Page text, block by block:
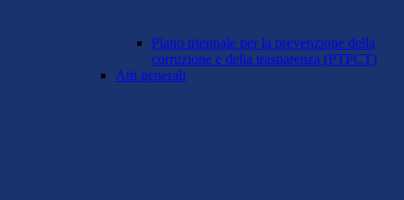
Piano triennale per la prevenzione della
corruzione e della trasparenza (PTPCT)
Atti generali